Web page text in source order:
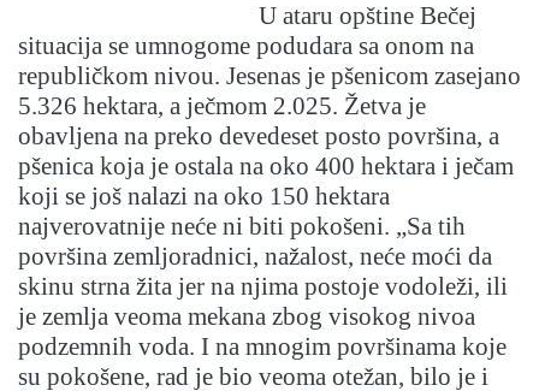
U ataru opštine Bečej
situacija se umnogome podudara sa onom na
republičkom nivou. Jesenas je pšenicom zasejano
5.326 hektara, a ječmom 2.025. Žetva je
obavljena na preko devedeset posto površina, a
pšenica koja je ostala na oko 400 hektara i ječam
koji se još nalazi na oko 150 hektara
najverovatnije neće ni biti pokošeni. „Sa tih
površina zemljoradnici, nažalost, neće moći da
skinu strna žita jer na njima postoje vodoleži, ili
je zemlja veoma mekana zbog visokog nivoa
podzemnih voda. I na mnogim površinama koje
su pokošene, rad je bio veoma otežan, bilo je i